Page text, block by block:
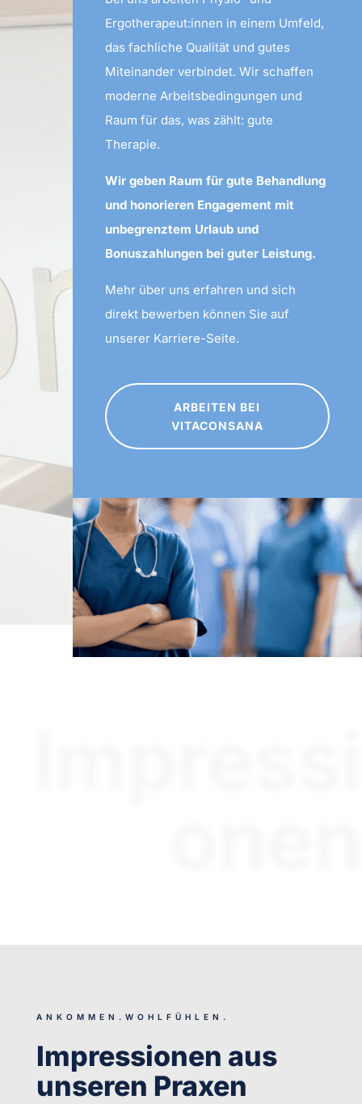
Ergotherapeut:innen in einem Umfeld,
das fachliche Qualität und gutes
Miteinander verbindet. Wir schaffen
moderne Arbeitsbedingungen und
Raum für das, was zählt: gute
Therapie.
Wir geben Raum für gute Behandlung
und honorieren Engagement mit
unbegrenztem Urlaub und
Bonuszahlungen bei guter Leistung.
Mehr über uns erfahren und sich
direkt bewerben können Sie auf
unserer Karriere-Seite.
ARBEITEN BEI
VITACONSANA
ANKOMMEN.WOHLFÜHLEN.
Impressionen aus
unseren Praxen